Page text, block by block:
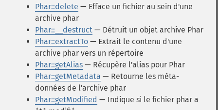
Phar::delete — Efface un fichier au sein d'une
archive phar
Phar::__destruct — Détruit un objet archive Phar
Phar::extractTo — Extrait le contenu d'une
archive phar vers un répertoire
Phar::getAlias — Récupère l'alias pour Phar
Phar::getMetadata — Retourne les méta-
données de l'archive phar
Phar::getModified — Indique si le fichier phar a